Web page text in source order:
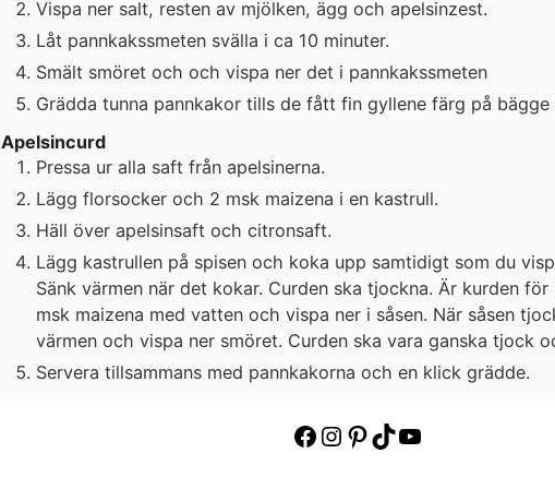
Vispa ner salt, resten av mjölken, ägg och apelsinzest.
Låt pannkakssmeten svälla i ca 10 minuter.
Smält smöret och och vispa ner det i pannkakssmeten
Grädda tunna pannkakor tills de fått fin gyllene färg på bägge
Apelsincurd
Pressa ur alla saft från apelsinerna.
Lägg florsocker och 2 msk maizena i en kastrull.
Häll över apelsinsaft och citronsaft.
Lägg kastrullen på spisen och koka upp samtidigt som du
Sänk värmen när det kokar. Curden ska tjockna. Är kurden för
msk maizena med vatten och vispa ner i såsen. När såsen
värmen och vispa ner smöret. Curden ska vara ganska tjock
Servera tillsammans med pannkakorna och en klick grädde.
Facebook
Instagram
Pinterest
TikTok
YouTube